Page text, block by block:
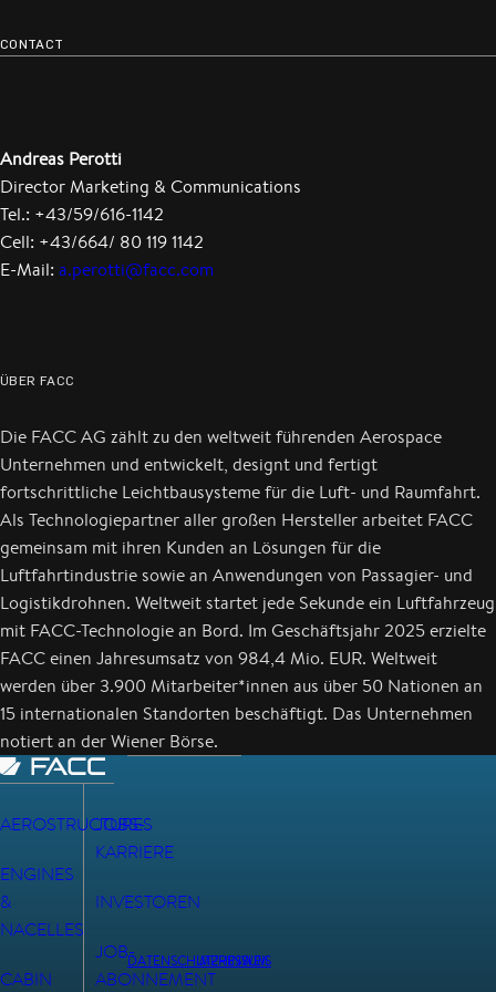
CONTACT
Andreas Perotti
Director Marketing & Communications
Tel.: +43/59/616-1142
Cell: +43/664/ 80 119 1142
E-Mail: a.perotti@facc.com
ÜBER FACC
Die FACC AG zählt zu den weltweit führenden Aerospace
Unternehmen und entwickelt, designt und fertigt
fortschrittliche Leichtbausysteme für die Luft- und Raumfahrt.
Als Technologiepartner aller großen Hersteller arbeitet FACC
gemeinsam mit ihren Kunden an Lösungen für die
Luftfahrtindustrie sowie an Anwendungen von Passagier- und
Logistikdrohnen. Weltweit startet jede Sekunde ein Luftfahrzeug
mit FACC-Technologie an Bord. Im Geschäftsjahr 2025 erzielte
FACC einen Jahresumsatz von 984,4 Mio. EUR. Weltweit
werden über 3.900 Mitarbeiter*innen aus über 50 Nationen an
15 internationalen Standorten beschäftigt. Das Unternehmen
notiert an der Wiener Börse.
AEROSTRUCTURES
ENGINES
&
NACELLES
CABIN
JOBS-
KARRIERE
INVESTOREN
JOB-
ABONNEMENT
DATENSCHUTZHINWEIS
IMPRESSUM